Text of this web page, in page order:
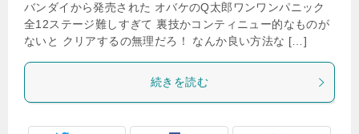
バンダイから発売された オバケのQ太郎ワンワンパニック
全12ステージ難しすぎて 裏技かコンティニュー的なものが
ないと クリアするの無理だろ！ なんか良い方法な […]
続きを読む